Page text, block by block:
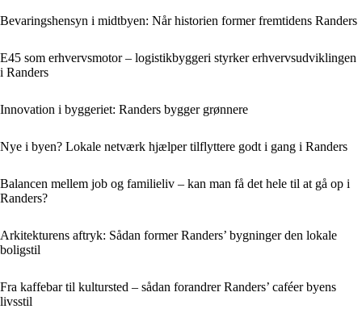
Bevaringshensyn i midtbyen: Når historien former fremtidens Randers
E45 som erhvervsmotor – logistikbyggeri styrker erhvervsudviklingen
i Randers
Innovation i byggeriet: Randers bygger grønnere
Nye i byen? Lokale netværk hjælper tilflyttere godt i gang i Randers
Balancen mellem job og familieliv – kan man få det hele til at gå op i
Randers?
Arkitekturens aftryk: Sådan former Randers’ bygninger den lokale
boligstil
Fra kaffebar til kultursted – sådan forandrer Randers’ caféer byens
livsstil